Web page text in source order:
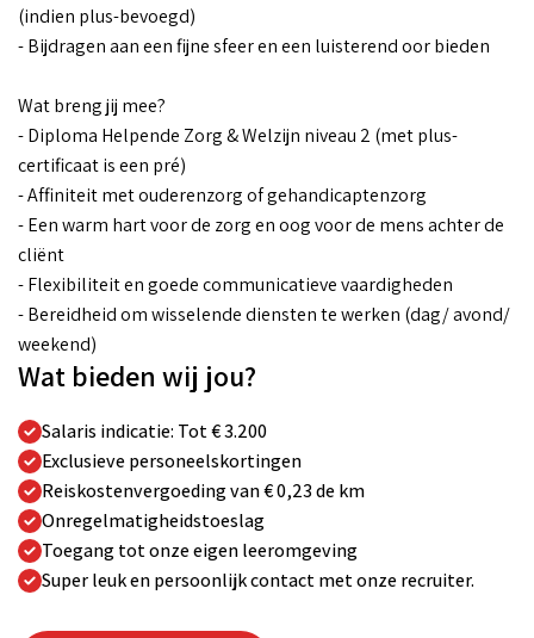
(indien plus-bevoegd)
- Bijdragen aan een fijne sfeer en een luisterend oor bieden
Wat breng jij mee?
- Diploma Helpende Zorg & Welzijn niveau 2 (met plus-
certificaat is een pré)
- Affiniteit met ouderenzorg of gehandicaptenzorg
- Een warm hart voor de zorg en oog voor de mens achter de
cliënt
- Flexibiliteit en goede communicatieve vaardigheden
- Bereidheid om wisselende diensten te werken (dag/ avond/
weekend)
Wat bieden wij jou?
Salaris indicatie: Tot € 3.200
Exclusieve personeelskortingen
Reiskostenvergoeding van € 0,23 de km
Onregelmatigheidstoeslag
Toegang tot onze eigen leeromgeving
Super leuk en persoonlijk contact met onze recruiter.